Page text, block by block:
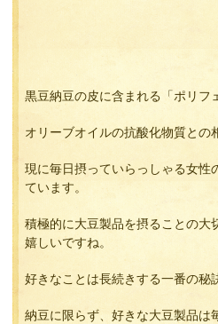
黒豆納豆の皮に含まれる「ポリフ
オリーブオイルの抗酸化物質との
現に毎日摂っていらっしゃる女性
ています。
積極的に大豆製品を摂ることの大
嬉しいですね。
好きなことは長続きする一番の秘
納豆に限らず、好きな大豆製品は